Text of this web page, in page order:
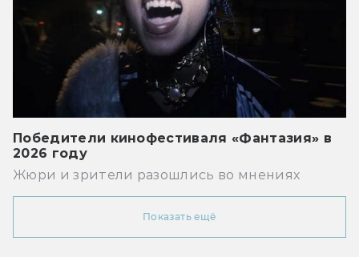
Победители кинофестиваля «Фантазия» в
2026 году
Жюри и зрители разошлись во мнениях
Показать ещё